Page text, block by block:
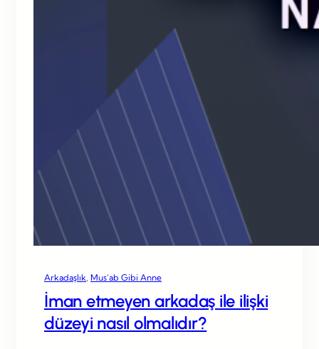
Arkadaşlık Mus’ab Gibi Anne
İman etmeyen arkadaş ile ilişki
düzeyi nasıl olmalıdır?